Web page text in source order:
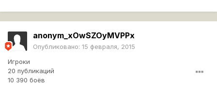
anonym_xOwSZOyMVPPx
Опубликовано: 15 февраля, 2015
Игроки
20 публикаций
10 390 боёв